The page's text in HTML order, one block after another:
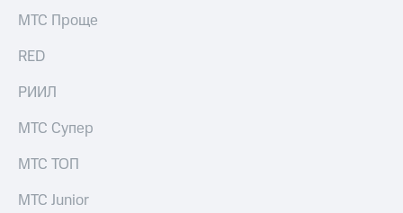
развитие
На главную
МТС Проще
RED
РИИЛ
МТС Супер
МТС ТОП
МТС Junior